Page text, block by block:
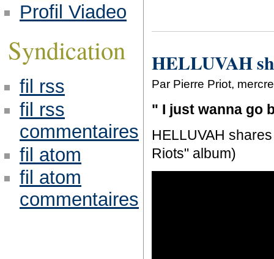
HELLUVAH
Par Pierre Priot,
" I just wanna go
HELLUVAH
Riots" album)
Profil Viadeo
Syndication
fil rss
fil rss
commentaires
fil atom
fil atom
commentaires